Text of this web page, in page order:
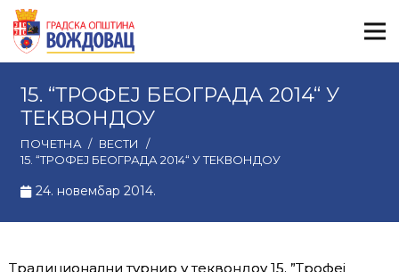
15. “ТРОФЕЈ БЕОГРАДА 2014“ У
ТЕКВОНДОУ
ПОЧЕТНА / ВЕСТИ
/
15. “ТРОФЕЈ БЕОГРАДА 2014“ У ТЕКВОНДОУ
24. новембар 2014.
Традиционални турнир у теквондоу 15. ”Трофеј